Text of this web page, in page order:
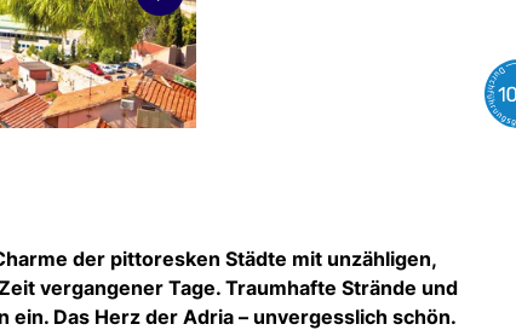
der pittoresken Städte mit unzähligen,
vergangener Tage. Traumhafte Strände und
Das Herz der Adria – unvergesslich schön.